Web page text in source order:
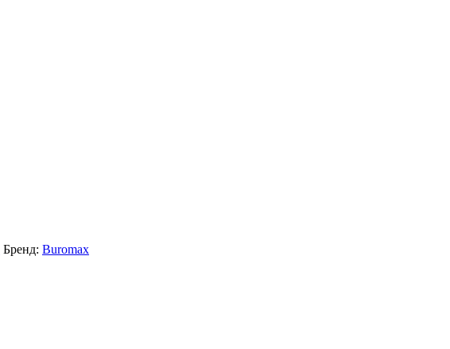
Бренд: Buromax